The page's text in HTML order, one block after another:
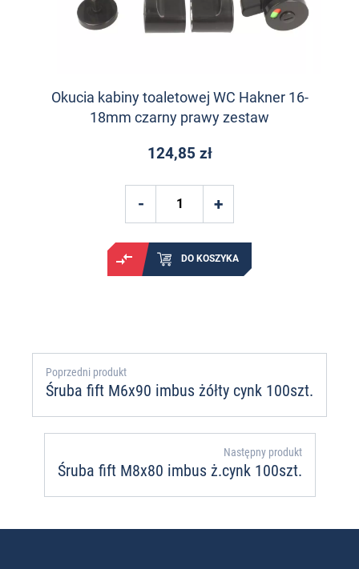
Okucia kabiny toaletowej WC Hakner 16-
18mm czarny prawy zestaw
124,85 zł
DO KOSZYKA
Poprzedni produkt
Śruba fift M6x90 imbus żółty cynk 100szt.
Następny produkt
Śruba fift M8x80 imbus ż.cynk 100szt.